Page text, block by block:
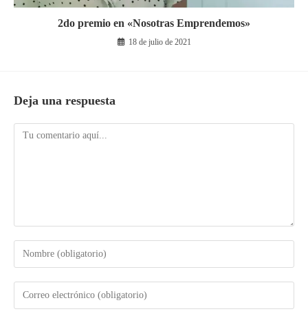
2do premio en «Nosotras Emprendemos»
18 de julio de 2021
Deja una respuesta